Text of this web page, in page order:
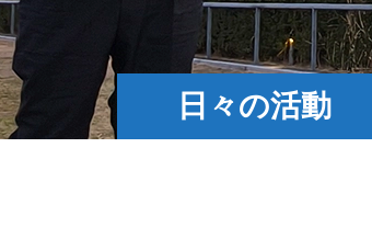
日々の活動